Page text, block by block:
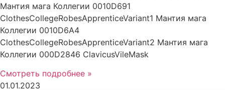
Мантия мага Коллегии 0010D691
ClothesCollegeRobesApprenticeVariant1 Мантия мага
Коллегии 0010D6A4
ClothesCollegeRobesApprenticeVariant2 Мантия мага
Коллегии 000D2846 ClavicusVileMask
Смотреть подробнее »
01.01.2023